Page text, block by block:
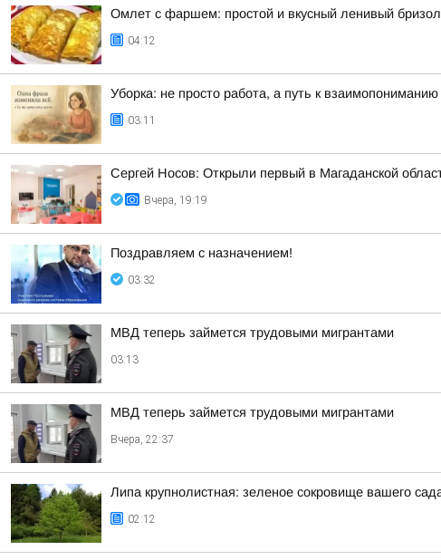
Омлет с фаршем: простой и вкусный ленивый
04:12
Уборка: не просто работа, а путь к взаимопониманию
03:11
Сергей Носов: Открыли первый в Магаданской
Вчера, 19:19
Поздравляем с назначением!
03:32
МВД теперь займется трудовыми мигрантами
03:13
МВД теперь займется трудовыми мигрантами
Вчера, 22:37
Липа крупнолистная: зеленое сокровище вашего
02:12